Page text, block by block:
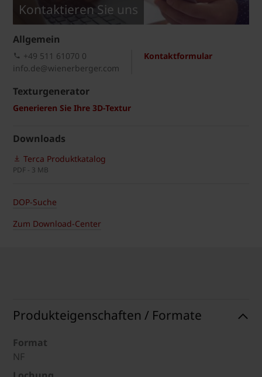
Kontaktieren Sie uns
Allgemein
Kontaktformular
+49 511 61070 0
info.de@wienerberger.com
Texturgenerator
Generieren Sie Ihre 3D-Textur
Downloads
Terca Produktkatalog
PDF - 3 MB
DOP-Suche
Zum Download-Center
Produkteigenschaften / Formate
Format
NF